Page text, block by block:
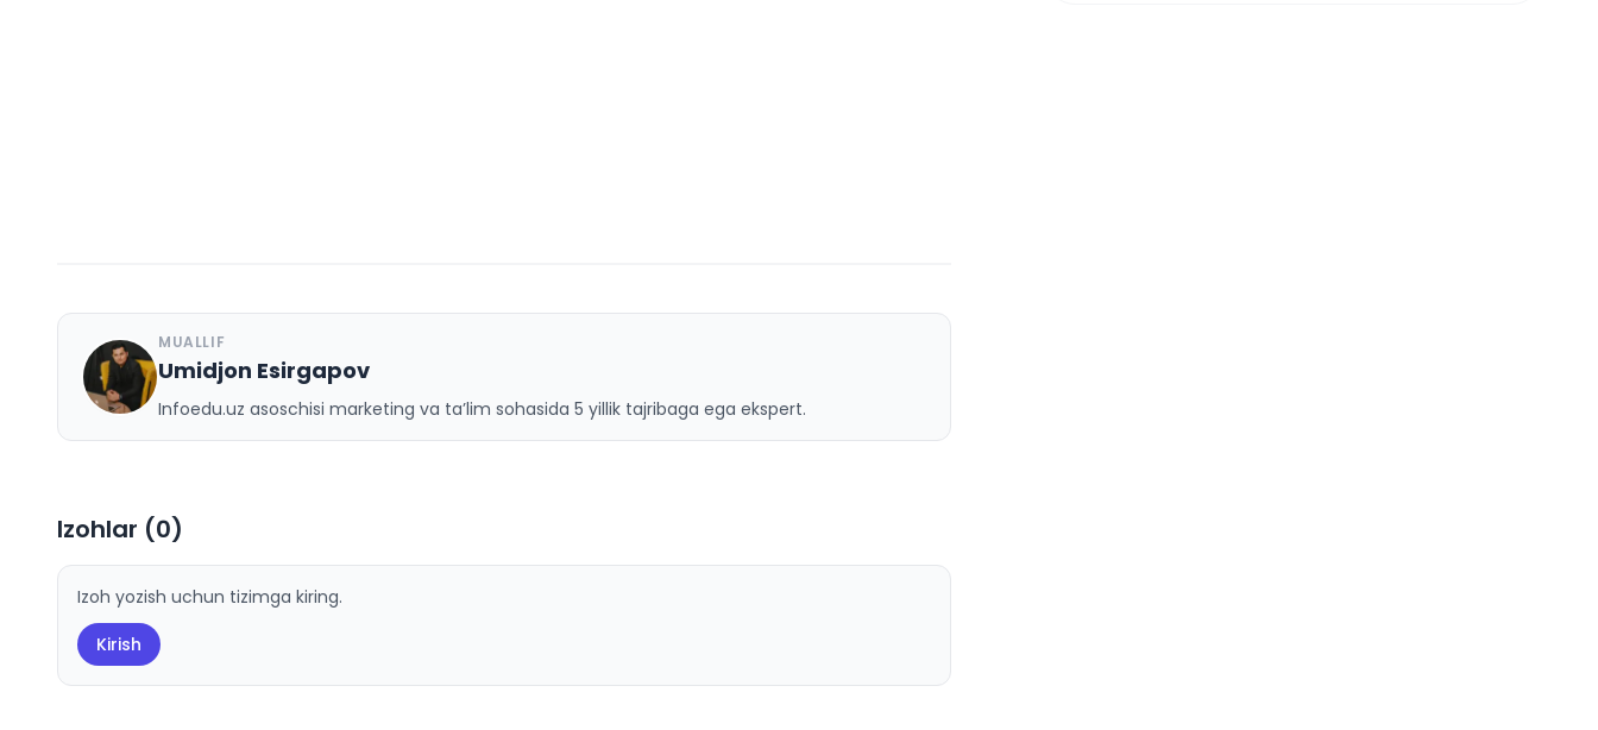
U
MUALLIF
Umidjon Esirgapov
Infoedu.uz asoschisi marketing va ta’lim sohasida 5 yillik tajribaga ega ekspert.
Izohlar (0)
Izoh yozish uchun tizimga kiring.
Kirish